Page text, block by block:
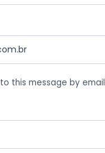
this message by email